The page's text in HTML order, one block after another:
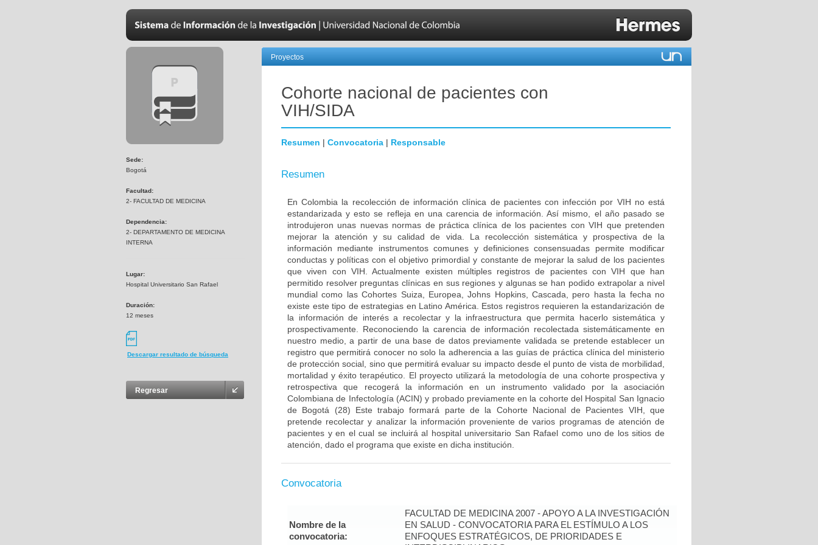
Sede:
Bogotá
Facultad:
2- FACULTAD DE MEDICINA
Dependencia:
2- DEPARTAMENTO DE MEDICINA
INTERNA
Lugar:
Hospital Universitario San Rafael
Duración:
12 meses
Descargar resultado de búsqueda
Regresar
Proyectos
Cohorte nacional de pacientes con
VIH/SIDA
Resumen | Convocatoria | Responsable
Resumen
En Colombia la recolección de información clínica de pacientes con infección por VIH no está
estandarizada y esto se refleja en una carencia de información. Así mismo, el año pasado se
introdujeron unas nuevas normas de práctica clínica de los pacientes con VIH que pretenden
mejorar la atención y su calidad de vida. La recolección sistemática y prospectiva de la
información mediante instrumentos comunes y definiciones consensuadas permite modificar
conductas y políticas con el objetivo primordial y constante de mejorar la salud de los pacientes
que viven con VIH. Actualmente existen múltiples registros de pacientes con VIH que han
permitido resolver preguntas clínicas en sus regiones y algunas se han podido extrapolar a nivel
mundial como las Cohortes Suiza, Europea, Johns Hopkins, Cascada, pero hasta la fecha no
existe este tipo de estrategias en Latino América. Estos registros requieren la estandarización de
la información de interés a recolectar y la infraestructura que permita hacerlo sistemática y
prospectivamente. Reconociendo la carencia de información recolectada sistemáticamente en
nuestro medio, a partir de una base de datos previamente validada se pretende establecer un
registro que permitirá conocer no solo la adherencia a las guías de práctica clínica del ministerio
de protección social, sino que permitirá evaluar su impacto desde el punto de vista de morbilidad,
mortalidad y éxito terapéutico. El proyecto utilizará la metodología de una cohorte prospectiva y
retrospectiva que recogerá la información en un instrumento validado por la asociación
Colombiana de Infectología (ACIN) y probado previamente en la cohorte del Hospital San Ignacio
de Bogotá (28) Este trabajo formará parte de la Cohorte Nacional de Pacientes VIH, que
pretende recolectar y analizar la información proveniente de varios programas de atención de
pacientes y en el cual se incluirá al hospital universitario San Rafael como uno de los sitios de
atención, dado el programa que existe en dicha institución.
Convocatoria
Nombre de la
convocatoria:
FACULTAD DE MEDICINA 2007 - APOYO A LA INVESTIGACIÓN
EN SALUD - CONVOCATORIA PARA EL ESTÍMULO A LOS
ENFOQUES ESTRATÉGICOS, DE PRIORIDADES E